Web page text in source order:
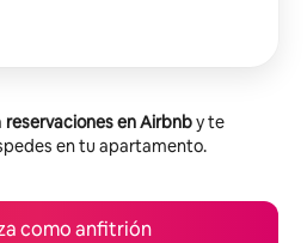
reservaciones en Airbnby te
en tu apartamento.
como anfitrión